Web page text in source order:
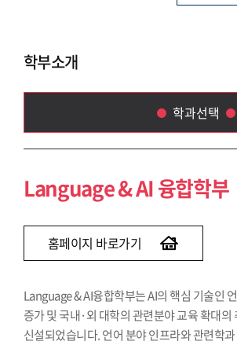
학부소개
학과선택
Language & AI 융
Language & AI 융합학부
홈페이지 바로가기
Language & AI융합학부는 AI의 핵심 기술인
증가 및 국내·외 대학의 관련분야 교육 확대의
신설되었습니다. 언어 분야 인프라와 관련학